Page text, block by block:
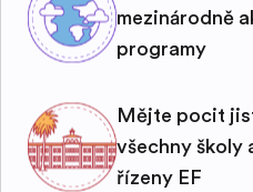
mezinárodně
programy
Mějte pocit
všechny školy
řízeny EF